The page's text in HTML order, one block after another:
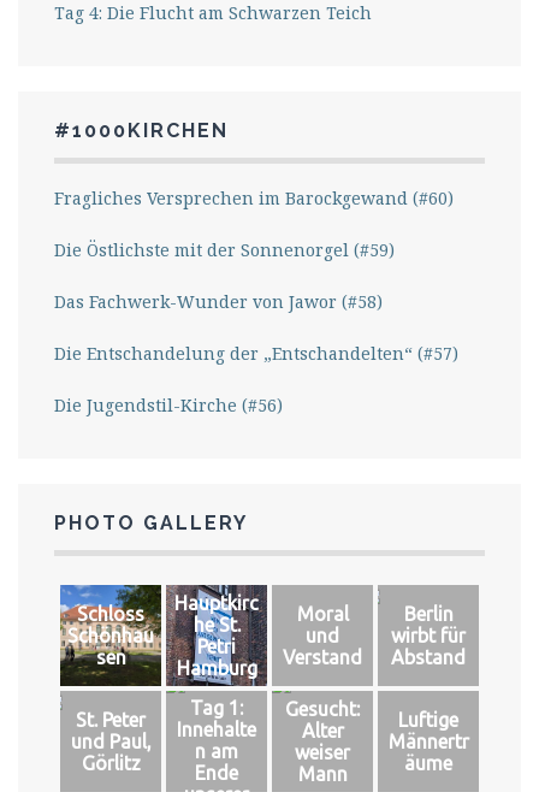
Tag 4: Die Flucht am Schwarzen Teich
#1000KIRCHEN
Fragliches Versprechen im Barockgewand (#60)
Die Östlichste mit der Sonnenorgel (#59)
Das Fachwerk-Wunder von Jawor (#58)
Die Entschandelung der „Entschandelten“ (#57)
Die Jugendstil-Kirche (#56)
PHOTO GALLERY
Schloss
Schönhau
sen
Hauptkirc
he St.
Petri
Hamburg
Moral
und
Verstand
Berlin
wirbt für
Abstand
St. Peter
und Paul,
Görlitz
Tag 1:
Innehalte
n am
Ende
Gesucht:
Alter
weiser
Mann
Luftige
Männertr
äume